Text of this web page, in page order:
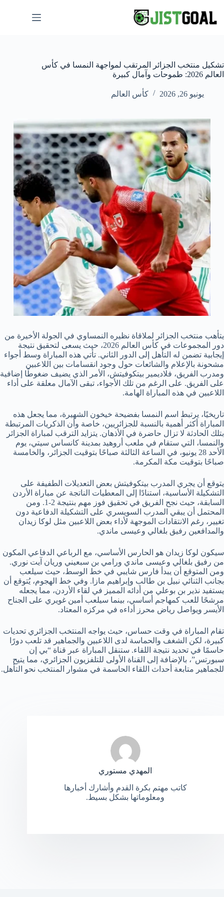
المحتوى
تشكيل منتخب الجزائر المرتقب لمواجهة النمسا في كأس
العالم 2026: طموحات وآمال كبيرة
يونيو 26, 2026 كأس العالم
يتأهب منتخب الجزائر لملاقاة نظيره النمساوي في الجولة الأخيرة من
دور المجموعات في كأس العالم 2026، حيث يسعى لتحقيق نتيجة
إيجابية تضمن له التأهل إلى الدور الثاني. تأتي هذه المباراة وسط أجواء
مشحونة بالإعلام والشائعات حول وجود انقسامات بين اللاعبين
ومدرب الفريق، فلاديمير بيتكوفيتش، الأمر الذي يضيف ضغوطًا إضافية
على الفريق. على الرغم من تلك الأجواء، تبقى الآمال معلقة على أداء
اللاعبين في هذه المباراة الهامة.
تاريخيًا، يرتبط اسم النمسا بفضيحة خيخون الشهيرة، مما يجعل هذه
المباراة أكثر أهمية بالنسبة للجزائريين، خاصة وأن الذكريات المرتبطة
بتلك الحادثة لا تزال حاضرة في الأذهان. يتزايد الترقب لمباراة الجزائر
والنمسا، التي ستقام في ملعب أروهيد بمدينة كانساس سيتي، يوم
الأحد 28 يونيو، في الساعة الثالثة صباحًا بتوقيت الجزائر، والخامسة
صباحًا بتوقيت مكة المكرمة.
يتوقع أن يجري المدرب بيتكوفيتش بعض التعديلات الطفيفة على
التشكيلة الأساسية، استنادًا إلى المعطيات الناتجة عن مباراة الأردن
السابقة، حيث نجح الفريق في تحقيق فوز مهم بنتيجة 2-1. ومن
المحتمل أن يبقي المدرب السويسري على التشكيلة الدفاعية دون
تغيير، رغم الانتقادات الموجهة لأداء بعض اللاعبين مثل لوكا زيدان
والمدافعين رفيق بلغالي وعيسى ماندي.
سيكون لوكا زيدان هو الحارس الأساسي، مع الرباعي الدفاعي المكون
من رفيق بلغالي وعيسى ماندي ورامي بن سبعيني وريان آيت نوري.
ومن المتوقع أن يبدأ فارس شايبي في خط الوسط، حيث سيلعب
بجانب الثنائي نبيل بن طالب وإبراهيم مازا. وفي خط الهجوم، يُتوقع أن
يستفيد نذير بن بوعلي من أدائه المميز في لقاء الأردن، مما يجعله
مرشحًا للعب كمهاجم أساسي، بينما سيلعب أمين غويري على الجناح
الأيسر ويواصل رياض محرز أداءه في مركزه المعتاد.
تقام المباراة في وقت حساس، حيث يواجه المنتخب الجزائري تحديات
كبيرة، لكن الشغف والحماسة لدى اللاعبين والجماهير قد تلعب دورًا
حاسمًا في تحديد نتيجة اللقاء. ستنقل المباراة عبر قناة “بي إن
سبورتس”، بالإضافة إلى القناة الأولى للتلفزيون الجزائري، مما يتيح
للجماهير متابعة أحداث اللقاء الحاسمة في مشوار المنتخب نحو التأهل.
المهدي مستوري
كاتب مهتم بكرة القدم وأشارك أخبارها
ومعلوماتها بشكل بسيط.